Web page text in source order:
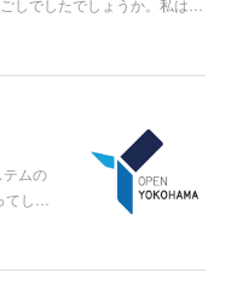
テムの
し…